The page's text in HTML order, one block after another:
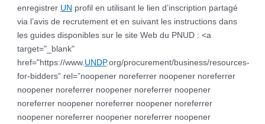
enregistrer UN profil en utilisant le lien d’inscription partagé
via l’avis de recrutement et en suivant les instructions dans
les guides disponibles sur le site Web du PNUD : <a
target="_blank"
href="https://www.UNDP.org/procurement/business/resources-
for-bidders” rel=”noopener noreferrer noopener noreferrer
noopener noreferrer noopener noreferrer noopener
noreferrer noopener noreferrer noopener noreferrer
noopener noreferrer noopener noreferrer noopener